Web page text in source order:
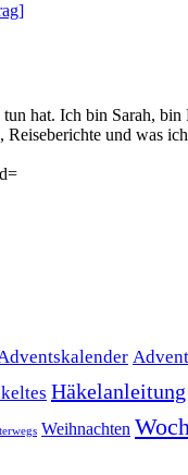
hat. Ich bin Sarah,
und was
Häkelanleitung
Weihnachten